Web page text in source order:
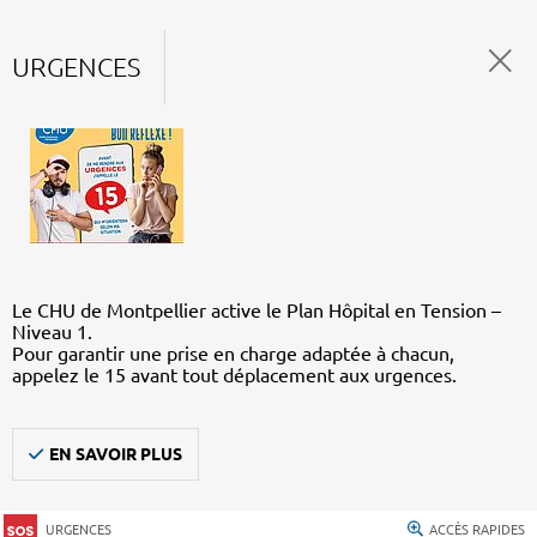
URGENCES
Le CHU de Montpellier active le Plan Hôpital en Tension –
Niveau 1.
Pour garantir une prise en charge adaptée à chacun,
appelez le 15 avant tout déplacement aux urgences.
EN SAVOIR PLUS
URGENCES ACCÈS RAPIDES